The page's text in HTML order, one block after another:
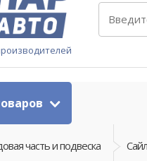
часть и подвеска